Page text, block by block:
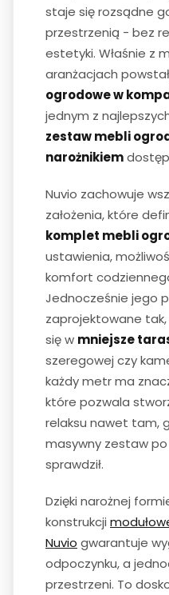
staje się rozsądne
przestrzenią - bez
estetyki. Właśnie z
aranżacjach
ogrodowe w
jednym z
zestaw mebli
narożnikiem
Nuvio zachowuje
założenia, które
komplet mebli
ustawienia,
komfort
Jednocześnie jego
zaprojektowane
się w mniejsze
szeregowej czy
każdy metr ma
które pozwala
relaksu nawet tam,
masywny zestaw
sprawdził.
Dzięki narożnej
konstrukcji
Nuvio gwarantuje
odpoczynku, a
przestrzeni. To